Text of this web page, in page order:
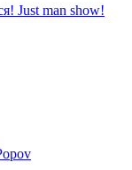
Just man show!